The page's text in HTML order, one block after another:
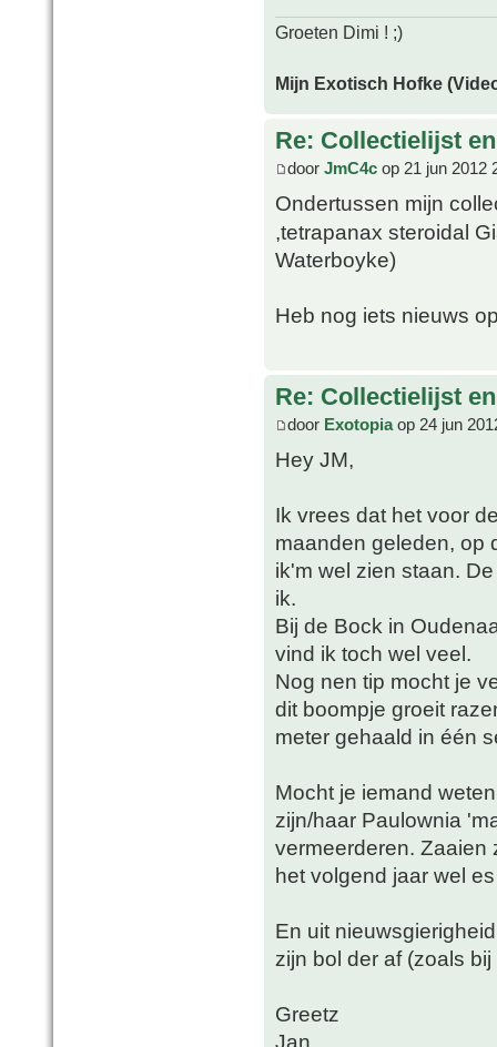
Groeten Dimi ! ;)
Mijn Exotisch Hofke
Re: Collectielijst
door JmC4c op 21 jun 2012
Ondertussen mijn
,tetrapanax steroidal
Waterboyke)
Heb nog iets nieuws
Re: Collectielijst
door Exotopiaop 24 jun
Hey JM,
Ik vrees dat het voor
maanden geleden, op
ik'm wel zien staan.
ik.
Bij de Bock in
vind ik toch wel veel.
Nog nen tip mocht je
dit boompje groeit
meter gehaald in één
Mocht je iemand
zijn/haar Paulownia
vermeerderen. Zaaien
het volgend jaar wel
En uit
zijn bol der af (zoals
Greetz
Jan